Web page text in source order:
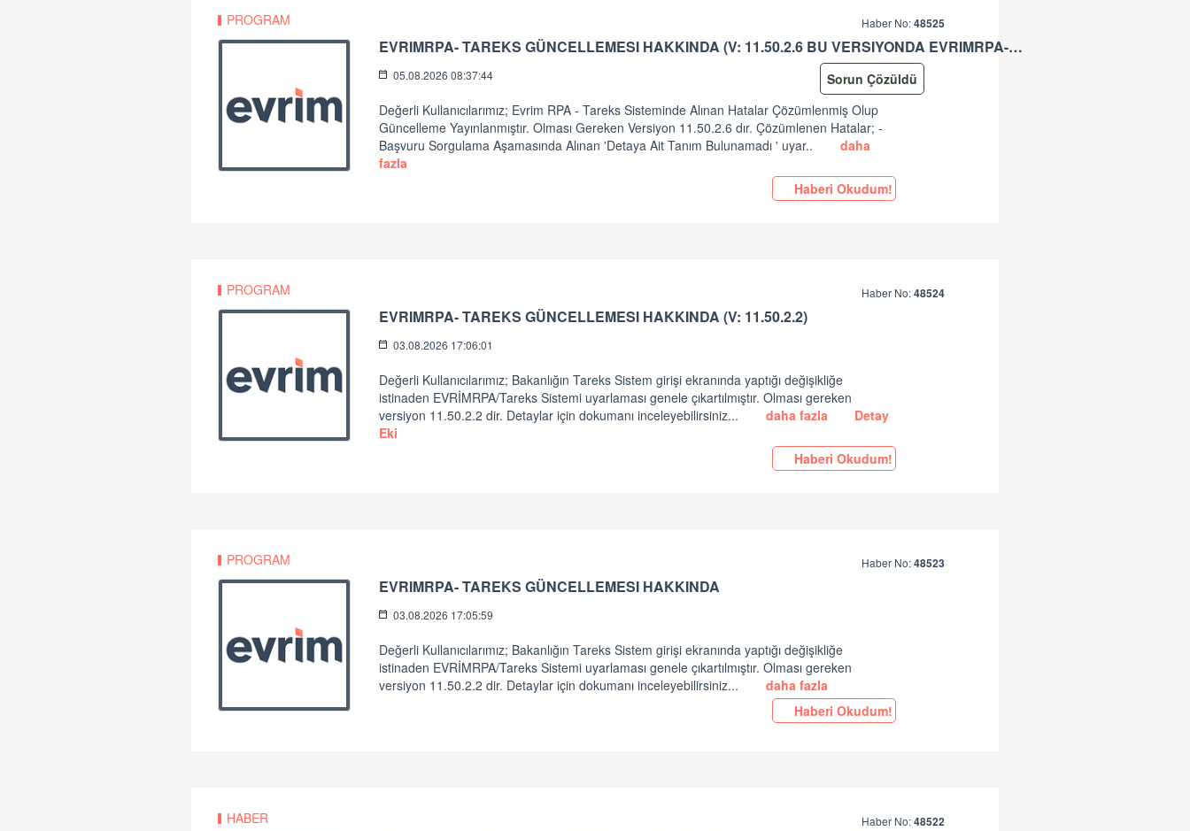
PROGRAM Haber No:48525
EVRIMRPA- TAREKS GÜNCELLEMESI HAKKINDA (V: 11.50.2.6 BU VERSIYONDA EVRIMRPA- TAREKS MODULÜNDE GÜNCELLEME YAPILMIŞTIR. )
05.08.2026 08:37:44
Sorun Çözüldü
Değerli Kullanıcılarımız; Evrim RPA - Tareks Sisteminde Alınan Hatalar Çözümlenmiş Olup
Güncelleme Yayınlanmıştır. Olması Gereken Versiyon 11.50.2.6 dır. Çözümlenen Hatalar; -
Başvuru Sorgulama Aşamasında Alınan 'Detaya Ait Tanım Bulunamadı ' uyar..
daha
fazla
Haberi Okudum!
PROGRAM Haber No:48524
EVRIMRPA- TAREKS GÜNCELLEMESI HAKKINDA (V: 11.50.2.2)
03.08.2026 17:06:01
Değerli Kullanıcılarımız; Bakanlığın Tareks Sistem girişi ekranında yaptığı değişikliğe
istinaden EVRİMRPA/Tareks Sistemi uyarlaması genele çıkartılmıştır. Olması gereken
versiyon 11.50.2.2 dir. Detaylar için dokumanı inceleyebilirsiniz...
daha fazla
Detay
Eki
Haberi Okudum!
PROGRAM Haber No:48523
EVRIMRPA- TAREKS GÜNCELLEMESI HAKKINDA
03.08.2026 17:05:59
Değerli Kullanıcılarımız; Bakanlığın Tareks Sistem girişi ekranında yaptığı değişikliğe
istinaden EVRİMRPA/Tareks Sistemi uyarlaması genele çıkartılmıştır. Olması gereken
versiyon 11.50.2.2 dir. Detaylar için dokumanı inceleyebilirsiniz...
daha fazla
Haberi Okudum!
HABER Haber No:48522